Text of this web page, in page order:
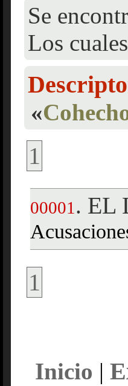
Se
Los
«
1
00001 . EL
1
Inicio |